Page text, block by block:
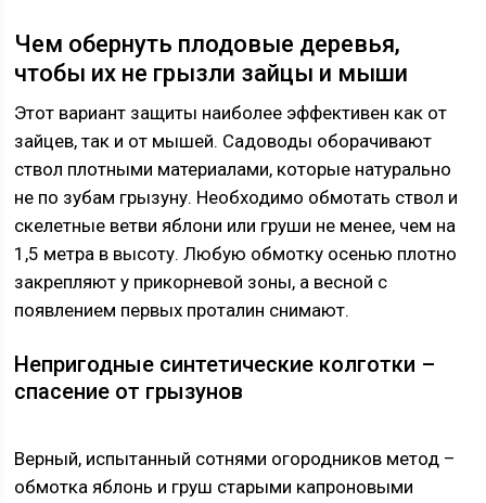
Чем обернуть плодовые деревья,
чтобы их не грызли зайцы и мыши
Этот вариант защиты наиболее эффективен как от
зайцев, так и от мышей. Садоводы оборачивают
ствол плотными материалами, которые натурально
не по зубам грызуну. Необходимо обмотать ствол и
скелетные ветви яблони или груши не менее, чем на
1,5 метра в высоту. Любую обмотку осенью плотно
закрепляют у прикорневой зоны, а весной с
появлением первых проталин снимают.
Непригодные синтетические колготки –
спасение от грызунов
Верный, испытанный сотнями огородников метод –
обмотка яблонь и груш старыми капроновыми